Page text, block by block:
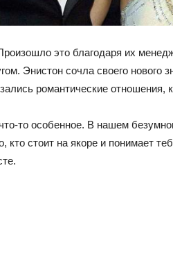
это благодаря их
Энистон сочла своего
романтические отношения,
то особенное. В нашем
кто стоит на якоре и понимает